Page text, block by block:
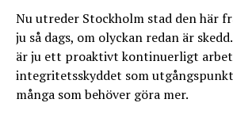
Nu utreder Stockholm stad den här
ju så dags, om olyckan redan är
är ju ett proaktivt kontinuerligt
integritetsskyddet som
många som behöver göra mer.